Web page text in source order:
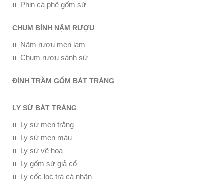
Phin cà phê gốm sứ
CHUM BÌNH NẬM RƯỢU
Nậm rượu men lam
Chum rượu sành sứ
ĐỈNH TRẦM GỐM BÁT TRÀNG
LY SỨ BÁT TRÀNG
Ly sứ men trắng
Ly sứ men màu
Ly sứ vẽ hoa
Ly gốm sứ giả cổ
Ly cốc lọc trà cá nhân